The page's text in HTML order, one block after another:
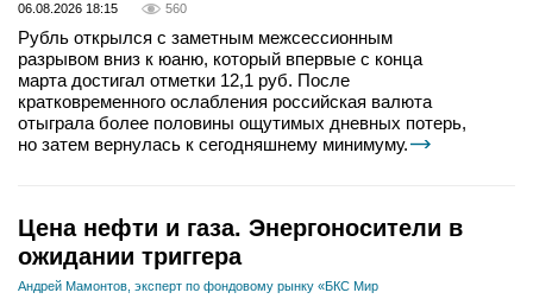
06.08.2026 18:15
560
Рубль открылся с заметным межсессионным
разрывом вниз к юаню, который впервые с конца
марта достигал отметки 12,1 руб. После
кратковременного ослабления российская валюта
отыграла более половины ощутимых дневных потерь,
но затем вернулась к сегодняшнему минимуму.
Цена нефти и газа. Энергоносители в
ожидании триггера
Андрей Мамонтов, эксперт по фондовому рынку «БКС Мир